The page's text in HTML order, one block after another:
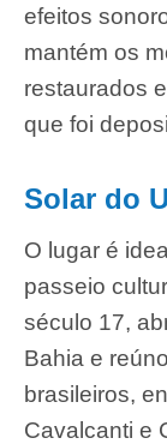
efeitos
mantém os
restaurados
que foi
Solar do
O lugar é
passeio
século 17,
Bahia e
brasileiros,
Cavalcanti e